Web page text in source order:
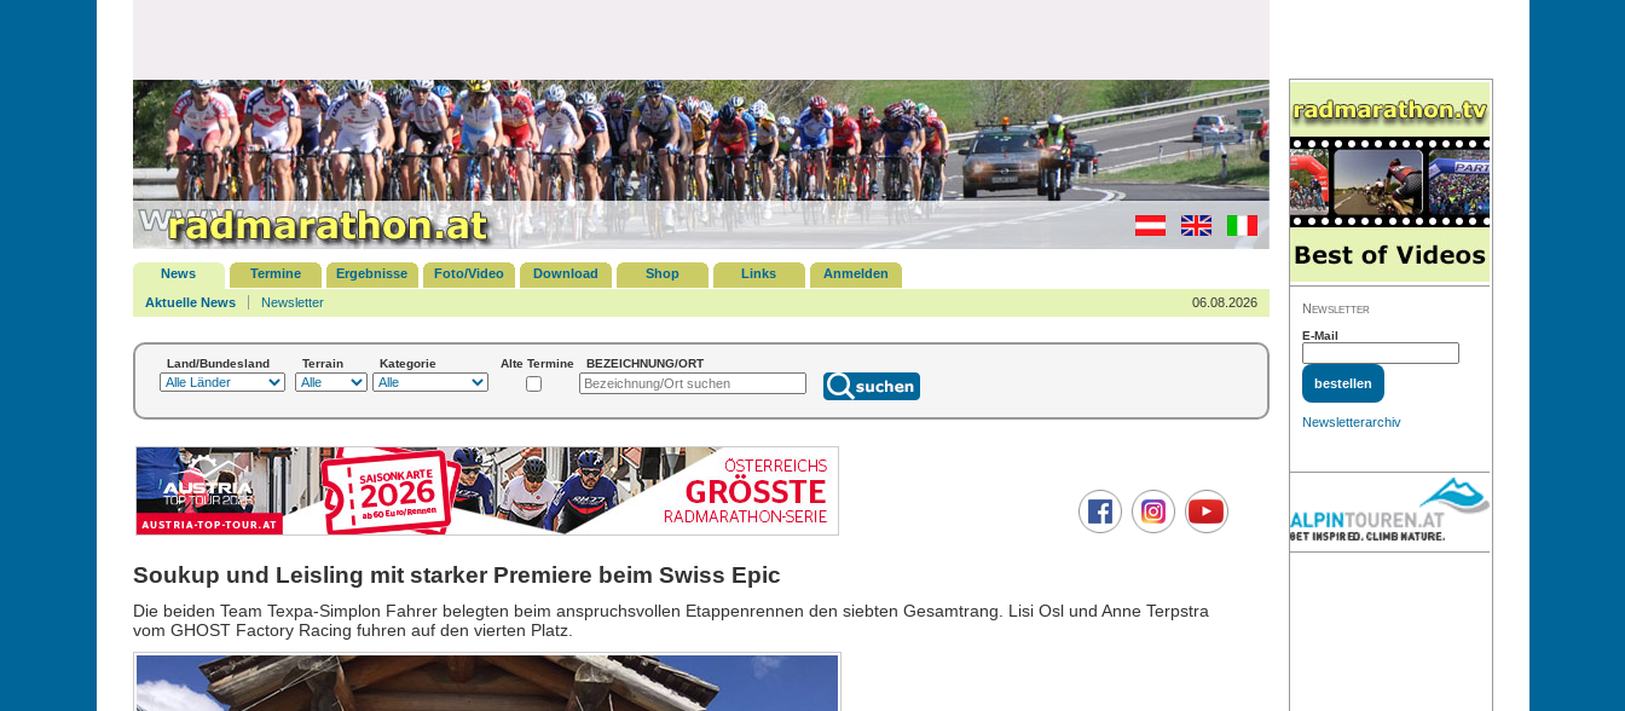
News Termine Ergebnisse Foto/Video Download Shop Links
Anmelden
Aktuelle News
Newsletter 06.08.2026
Land/Bundesland Terrain Kategorie Alte Termine BEZEICHNUNG/ORT
Soukup und Leisling mit starker Premiere beim Swiss Epic
Die beiden Team Texpa-Simplon Fahrer belegten beim anspruchsvollen Etappenrennen den siebten Gesamtrang. Lisi Osl und Anne Terpstra
vom GHOST Factory Racing fuhren auf den vierten Platz.
Newsletter
E-Mail
Newsletterarchiv